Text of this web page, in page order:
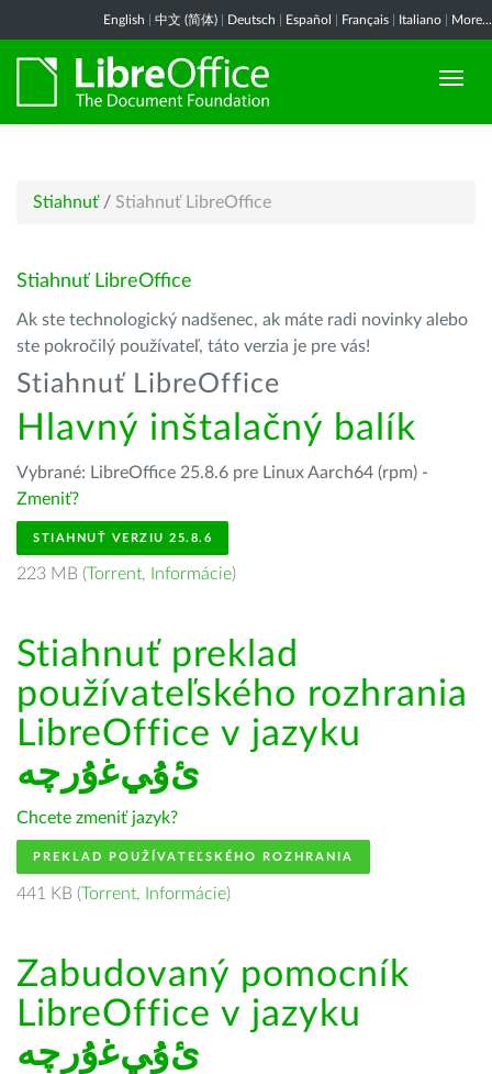
English 中文 (简体) Deutsch Español Français Italiano More...
Stiahnuť / Stiahnuť LibreOffice
Stiahnuť LibreOffice
Ak ste technologický nadšenec, ak máte radi novinky alebo
ste pokročilý používateľ, táto verzia je pre vás!
Stiahnuť LibreOffice
Hlavný inštalačný balík
Vybrané: LibreOffice 25.8.6 pre Linux Aarch64 (rpm) -
Zmeniť?
STIAHNUŤ VERZIU 25.8.6
223 MB (Torrent, Informácie)
Stiahnuť preklad
používateľského rozhrania
LibreOffice v jazyku
ﺉۇﻲﻏۇﺭچە
Chcete zmeniť jazyk?
PREKLAD POUŽÍVATEĽSKÉHO ROZHRANIA
441 KB (Torrent, Informácie)
Zabudovaný pomocník
LibreOffice v jazyku
ﺉۇﻲﻏۇﺭچە